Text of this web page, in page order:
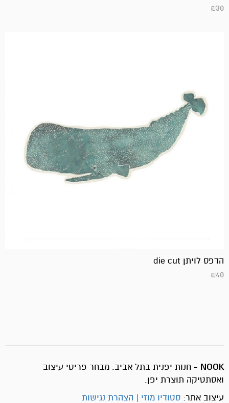
₪30
הדפס לויתן die cut
₪40
NOOK - חנות יפנית בתל אביב. מבחר פריטי עיצוב
ואסתטיקה תוצרת יפן.
עיצוב אתר: סטודיו מוזי | הצהרת נגישות